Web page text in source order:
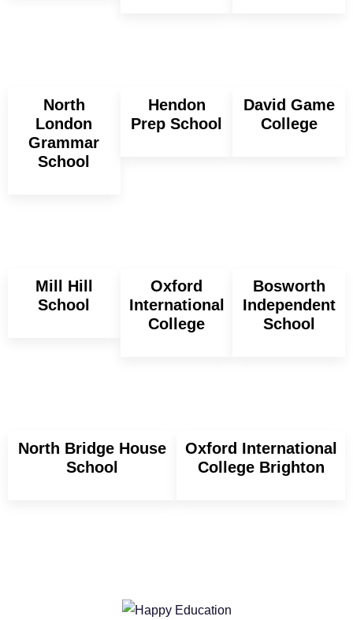
North
London
Grammar
School
Hendon
Prep School
David Game
College
Mill Hill
School
Oxford
International
College
Bosworth
Independent
School
North Bridge House
School
Oxford International
College Brighton